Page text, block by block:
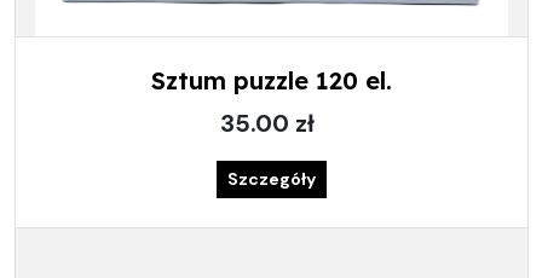
Sztum puzzle 120 el.
35.00 zł
Szczegóły